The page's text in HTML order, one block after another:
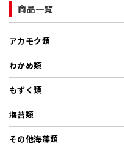
商品一覧
アカモク類
わかめ類
もずく類
海苔類
その他海藻類